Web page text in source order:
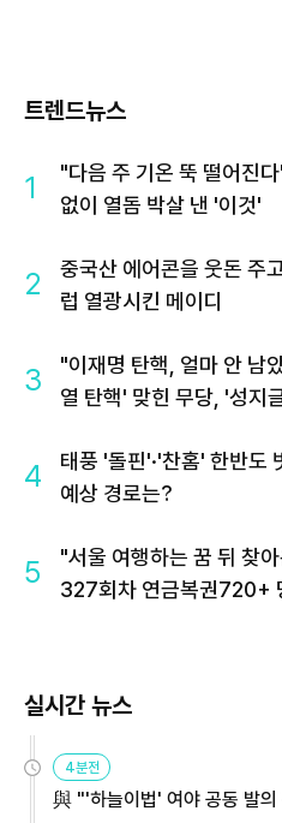
트렌드뉴스
1
"다음 주 기온 뚝 떨어진
없이 열돔 박살 낸 '이것'
2
중국산 에어콘을 웃돈 주
럽 열광시킨 메이디
3
"이재명 탄핵, 얼마 안 남
열 탄핵' 맞힌 무당, '성지
4
태풍 '돌핀'·'찬홈' 한반도
예상 경로는?
5
"서울 여행하는 꿈 뒤 찾
327회차 연금복권720+
실시간 뉴스
4분전
與 "'하늘이법' 여야 공동 발